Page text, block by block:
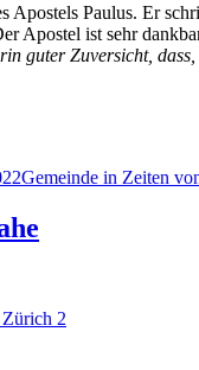
Paulus. Er
Apos­tel ist sehr
guter Zuver­sicht,
Gemeinde in Zeiten
2